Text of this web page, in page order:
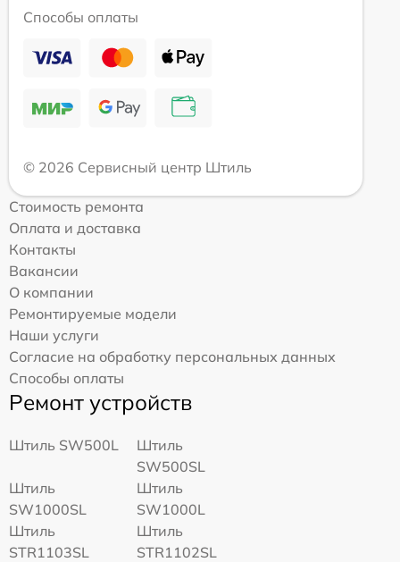
Способы оплаты
© 2026 Сервисный центр Штиль
Стоимость ремонта
Оплата и доставка
Контакты
Вакансии
О компании
Ремонтируемые модели
Наши услуги
Согласие на обработку персональных данных
Способы оплаты
Ремонт устройств
Штиль SW500L
Штиль
SW500SL
Штиль
SW1000SL
Штиль
SW1000L
Штиль
STR1103SL
Штиль
STR1102SL